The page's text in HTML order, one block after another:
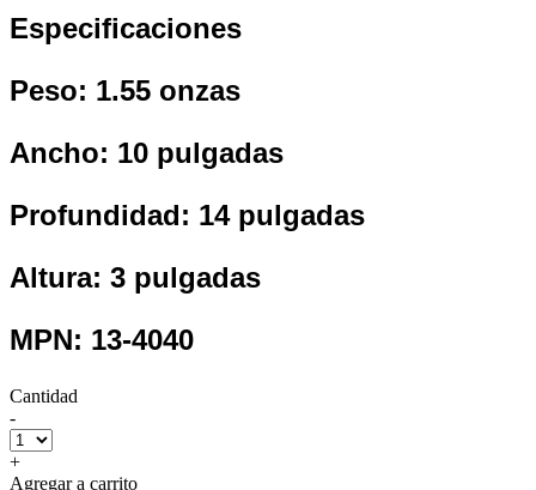
Especificaciones
Peso: 1.55 onzas
Ancho: 10 pulgadas
Profundidad: 14 pulgadas
Altura: 3 pulgadas
MPN: 13-4040
Cantidad
-
+
Agregar a carrito